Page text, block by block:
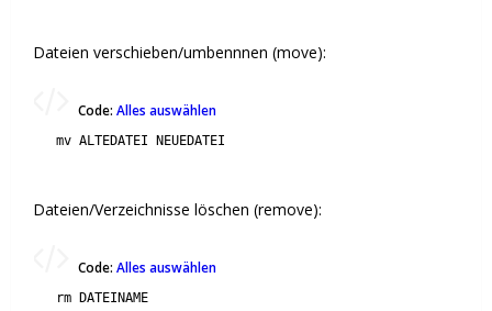
Dateien verschieben/umbennnen (move):
Code: Alles auswählen
mv ALTEDATEI NEUEDATEI
Dateien/Verzeichnisse löschen (remove):
Code: Alles auswählen
rm DATEINAME